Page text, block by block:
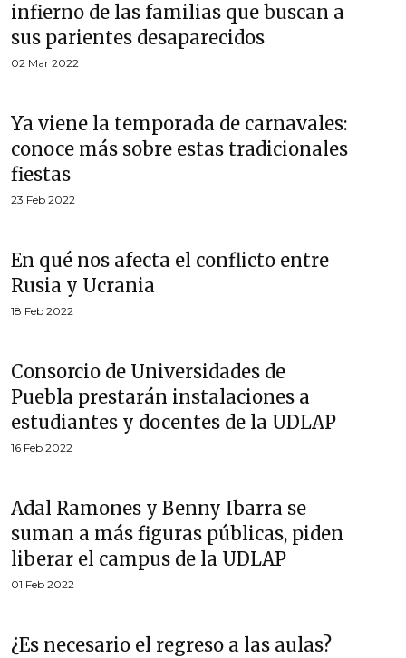
infierno de las familias que buscan a
sus parientes desaparecidos
02 Mar 2022
Ya viene la temporada de carnavales:
conoce más sobre estas tradicionales
fiestas
23 Feb 2022
En qué nos afecta el conflicto entre
Rusia y Ucrania
18 Feb 2022
Consorcio de Universidades de
Puebla prestarán instalaciones a
estudiantes y docentes de la UDLAP
16 Feb 2022
Adal Ramones y Benny Ibarra se
suman a más figuras públicas, piden
liberar el campus de la UDLAP
01 Feb 2022
¿Es necesario el regreso a las aulas?